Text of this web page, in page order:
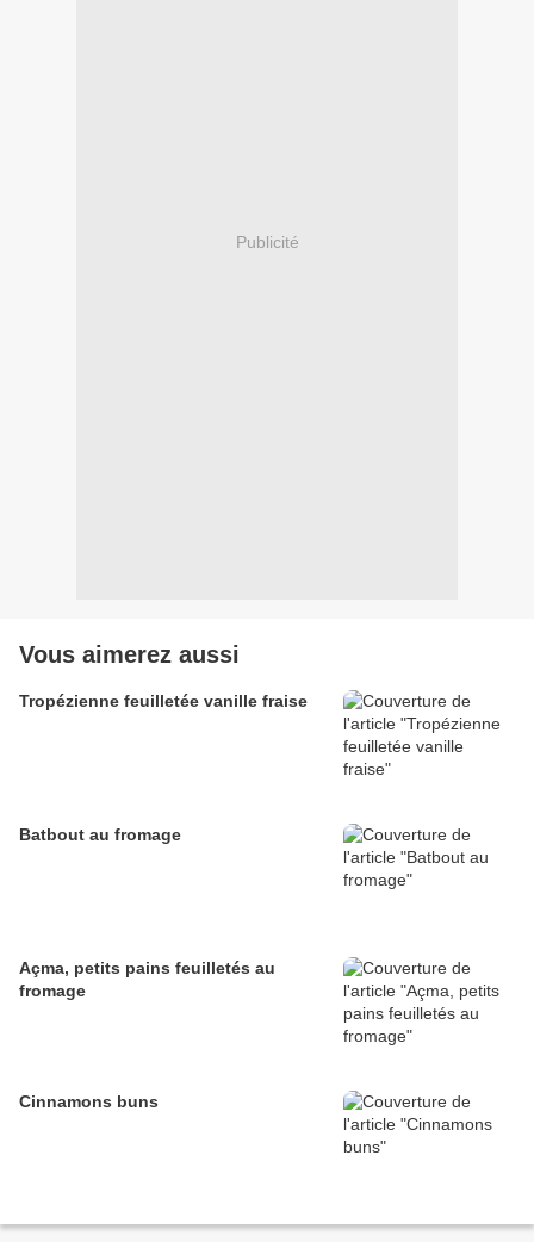
Publicité
Vous aimerez aussi
Tropézienne feuilletée vanille fraise
Batbout au fromage
Açma, petits pains feuilletés au
fromage
Cinnamons buns